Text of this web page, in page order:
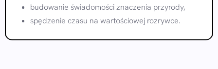
budowanie świadomości znaczenia przyrody,
spędzenie czasu na wartościowej rozrywce.